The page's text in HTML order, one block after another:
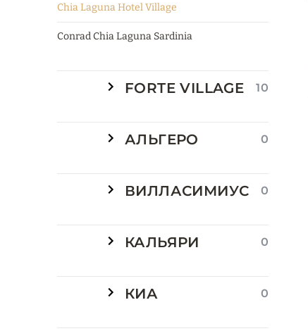
Chia Laguna Hotel Village
Conrad Chia Laguna Sardinia
FORTE VILLAGE 10
АЛЬГЕРО 0
ВИЛЛАСИМИУС 0
КАЛЬЯРИ 0
КИА 0